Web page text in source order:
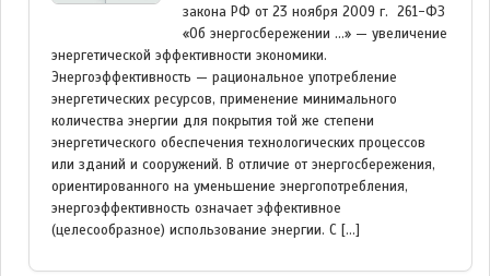
закона РФ от 23 ноября 2009 г. 261-ФЗ
«Об энергосбережении …» — увеличение
энергетической эффективности экономики.
Энергоэффективность — рациональное употребление
энергетических ресурсов, применение минимального
количества энергии для покрытия той же степени
энергетического обеспечения технологических процессов
или зданий и сооружений. В отличие от энергосбережения,
ориентированного на уменьшение энергопотребления,
энергоэффективность означает эффективное
(целесообразное) использование энергии. С […]